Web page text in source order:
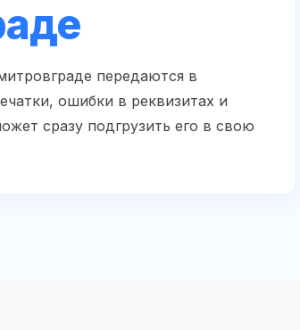
передаются в
ошибки в реквизитах и
сразу подгрузить его в свою